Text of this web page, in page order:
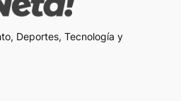
Deportes, Tecnología y